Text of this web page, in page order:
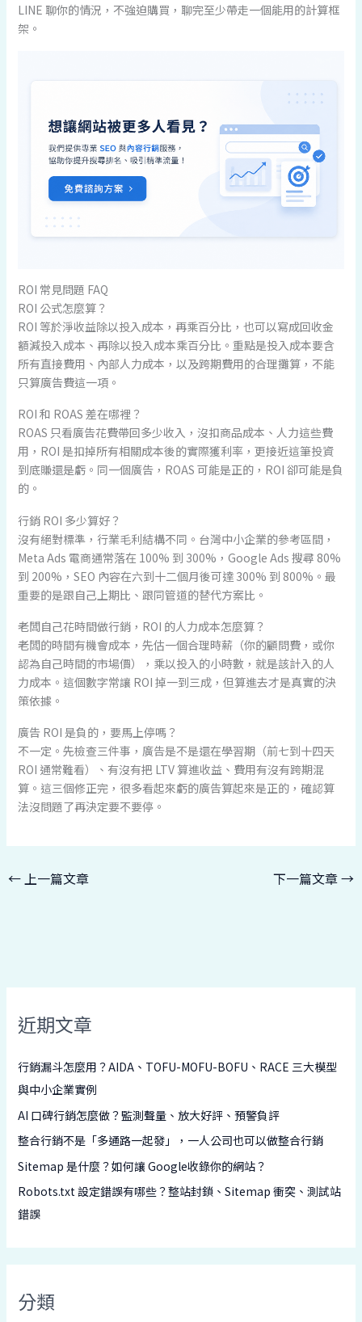
LINE 聊你的情況，不強迫購買，聊完至少帶走一個能用的計算框
架。
ROI 常見問題 FAQ
ROI 公式怎麼算？
ROI 等於淨收益除以投入成本，再乘百分比，也可以寫成回收金
額減投入成本、再除以投入成本乘百分比。重點是投入成本要含
所有直接費用、內部人力成本，以及跨期費用的合理攤算，不能
只算廣告費這一項。
ROI 和 ROAS 差在哪裡？
ROAS 只看廣告花費帶回多少收入，沒扣商品成本、人力這些費
用，ROI 是扣掉所有相關成本後的實際獲利率，更接近這筆投資
到底賺還是虧。同一個廣告，ROAS 可能是正的，ROI 卻可能是負
的。
行銷 ROI 多少算好？
沒有絕對標準，行業毛利結構不同。台灣中小企業的參考區間，
Meta Ads 電商通常落在 100% 到 300%，Google Ads 搜尋 80%
到 200%，SEO 內容在六到十二個月後可達 300% 到 800%。最
重要的是跟自己上期比、跟同管道的替代方案比。
老闆自己花時間做行銷，ROI 的人力成本怎麼算？
老闆的時間有機會成本，先估一個合理時薪（你的顧問費，或你
認為自己時間的市場價），乘以投入的小時數，就是該計入的人
力成本。這個數字常讓 ROI 掉一到三成，但算進去才是真實的決
策依據。
廣告 ROI 是負的，要馬上停嗎？
不一定。先檢查三件事，廣告是不是還在學習期（前七到十四天
ROI 通常難看）、有沒有把 LTV 算進收益、費用有沒有跨期混
算。這三個修正完，很多看起來虧的廣告算起來是正的，確認算
法沒問題了再決定要不要停。
←上一篇文章 下一篇文章→
近期文章
行銷漏斗怎麼用？AIDA、TOFU-MOFU-BOFU、RACE 三大模型
與中小企業實例
AI 口碑行銷怎麼做？監測聲量、放大好評、預警負評
整合行銷不是「多通路一起發」，一人公司也可以做整合行銷
Sitemap 是什麼？如何讓 Google收錄你的網站？
Robots.txt 設定錯誤有哪些？整站封鎖、Sitemap 衝突、測試站
錯誤
分類